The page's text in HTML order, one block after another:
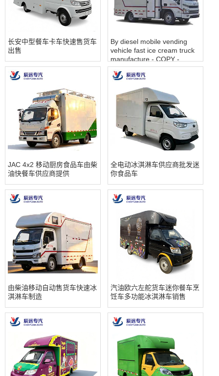
长安中型餐车卡车快速售货车
出售
By diesel mobile vending
vehicle fast ice cream truck
manufacture - COPY -
7q2inn
JAC 4x2 移动厨房食品车由柴
油快餐车供应商提供
全电动冰淇淋车供应商批发迷
你食品车
由柴油移动自动售货车快速冰
淇淋车制造
汽油欧六左舵货车迷你餐车烹
饪车多功能冰淇淋车销售